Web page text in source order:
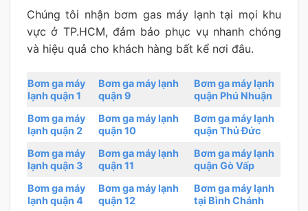
Chúng tôi nhận bơm gas máy lạnh tại mọi khu
vực ở TP.HCM, đảm bảo phục vụ nhanh chóng
và hiệu quả cho khách hàng bất kể nơi đâu.
Bơm ga máy
lạnh quận 1
Bơm ga máy lạnh
quận 9
Bơm ga máy lạnh
quận Phú Nhuận
Bơm ga máy
lạnh quận 2
Bơm ga máy lạnh
quận 10
Bơm ga máy lạnh
quận Thủ Đức
Bơm ga máy
lạnh quận 3
Bơm ga máy lạnh
quận 11
Bơm ga máy lạnh
quận Gò Vấp
Bơm ga máy
lạnh quận 4
Bơm ga máy lạnh
quận 12
Bơm ga máy lạnh
tại Bình Chánh